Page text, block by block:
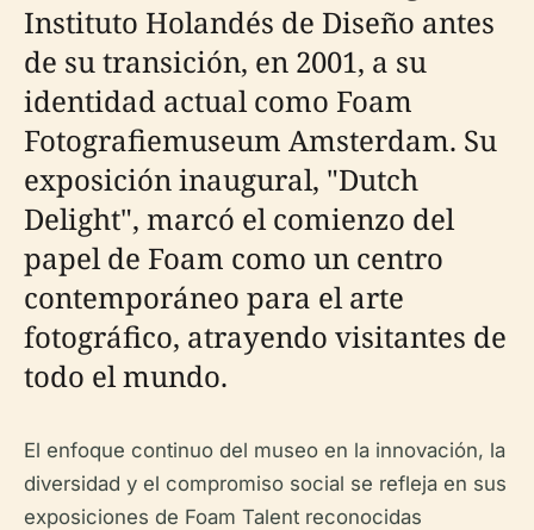
Instituto Holandés de Diseño antes
de su transición, en 2001, a su
identidad actual como Foam
Fotografiemuseum Amsterdam. Su
exposición inaugural, "Dutch
Delight", marcó el comienzo del
papel de Foam como un centro
contemporáneo para el arte
fotográfico, atrayendo visitantes de
todo el mundo.
El enfoque continuo del museo en la innovación, la
diversidad y el compromiso social se refleja en sus
exposiciones de Foam Talent reconocidas